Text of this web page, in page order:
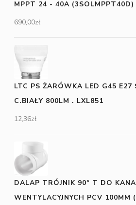
MPPT 24 - 40A (3SOLMPPT40D)
690,00zł
LTC PS ŻARÓWKA LED G45
C.BIAŁY 800LM . LXL851
12,36zł
DALAP TRÓJNIK 90° T DO
WENTYLACYJNYCH PCV 100MM